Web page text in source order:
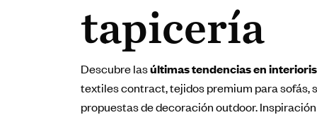
tapicería
Descubre lasúltimas tendencias en
textiles contract, tejidos premium para sofás,
propuestas de decoración outdoor.